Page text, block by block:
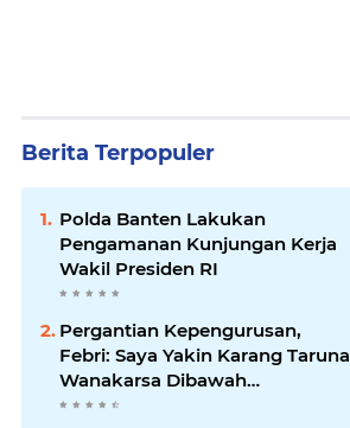
Berita Terpopuler
Polda Banten Lakukan
Pengamanan Kunjungan Kerja
Wakil Presiden RI
Pergantian Kepengurusan,
Febri: Saya Yakin Karang Taruna
Wanakarsa Dibawah
Kepemimpinan Bung Entus